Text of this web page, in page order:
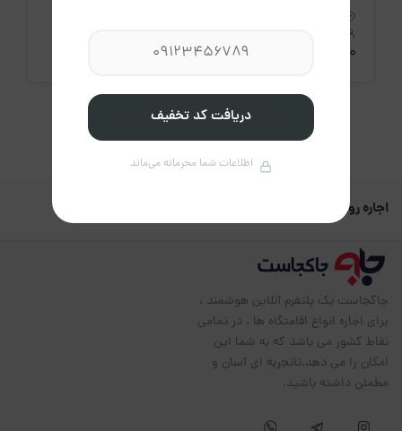
1،650،000 تومان / هرشب
اجاره روزانه
جاکجاست یک پلتفرم آنلاین هوشمند ،
برای اجاره انواع اقامتگاه ها ، در تمامی
نقاط کشور می باشد که به شما این
امکان را می دهد،تاتجربه ای آسان و
مطمئن داشته باشید.
دریافت کد تخفیف
اطلاعات شما محرمانه می‌ماند